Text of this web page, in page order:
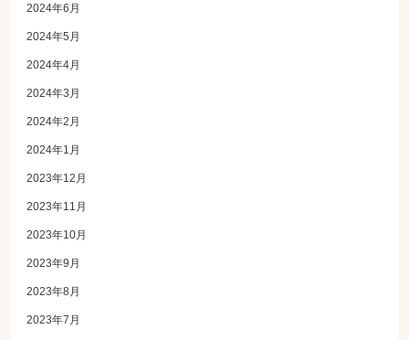
2024年6月
2024年5月
2024年4月
2024年3月
2024年2月
2024年1月
2023年12月
2023年11月
2023年10月
2023年9月
2023年8月
2023年7月